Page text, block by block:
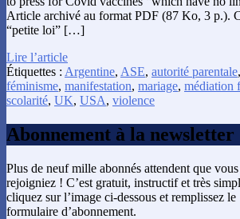
Article archivé au format PDF (87 Ko, 3 p.).
“petite loi” […]
Lire l’article
Étiquettes : Argentine, ASE, autorité parentale,
féminisme, manifestation, mariage, médiation
scolarité, UK, USA, violence
Abonnement à la newsletter
Plus de neuf mille abonnés attendent que
rejoigniez ! C’est gratuit, instructif et très
cliquez sur l’image ci-dessous et remplissez le
formulaire d’abonnement.